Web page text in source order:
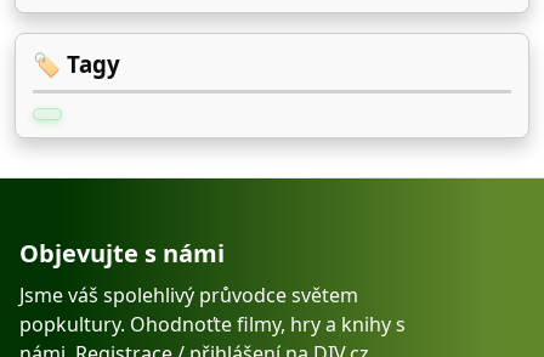
🏷️ Tagy
Objevujte s námi
Jsme váš spolehlivý průvodce světem
popkultury. Ohodnoťte filmy, hry a knihy s